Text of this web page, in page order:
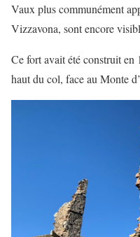
Vaux plus communément
Vizzavona, sont encore
Ce fort avait été construit
haut du col, face au Monte